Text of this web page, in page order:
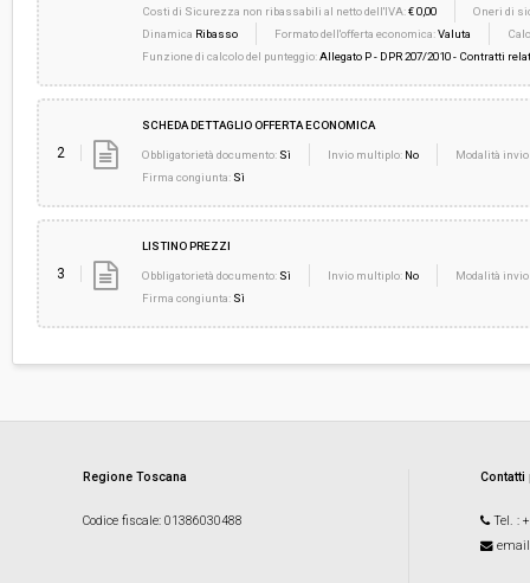
Costi di Sicurezza non ribassabili al netto dell'IVA:€ 0,00
Oneri di
Dinamica Ribasso Formato dell'offerta economica:Valuta
Funzione di calcolo del punteggio:Allegato P - DPR 207/2010 - Contratti
2
SCHEDA DETTAGLIO OFFERTA ECONOMICA
Obbligatorietà documento: Sì Invio multiplo: No
Modalità
Firma congiunta: Sì
3
LISTINO PREZZI
Obbligatorietà documento: Sì Invio multiplo: No
Modalità
Firma congiunta: Sì
Regione Toscana
Codice fiscale: 01386030488 Tel. :
email